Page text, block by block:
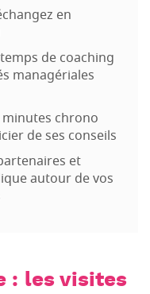
en
de coaching
managériales
minutes chrono
de ses conseils
et
autour de vos
: les visites